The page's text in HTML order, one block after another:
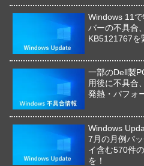
Windows 11
バーの不具合
KB5121767を
一部のDell製
用後に不具合
発熱・パフォ
Windows
7月の月例パ
イ含む570件
を！